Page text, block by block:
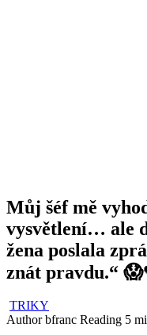
Můj šéf mě
vysvětlení… ale
žena poslala
znát pravdu.“
TRIKY
Author bfranc Reading 5